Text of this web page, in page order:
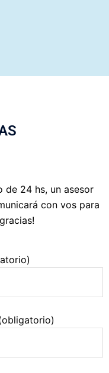
de 24 hs, un asesor
con vos para